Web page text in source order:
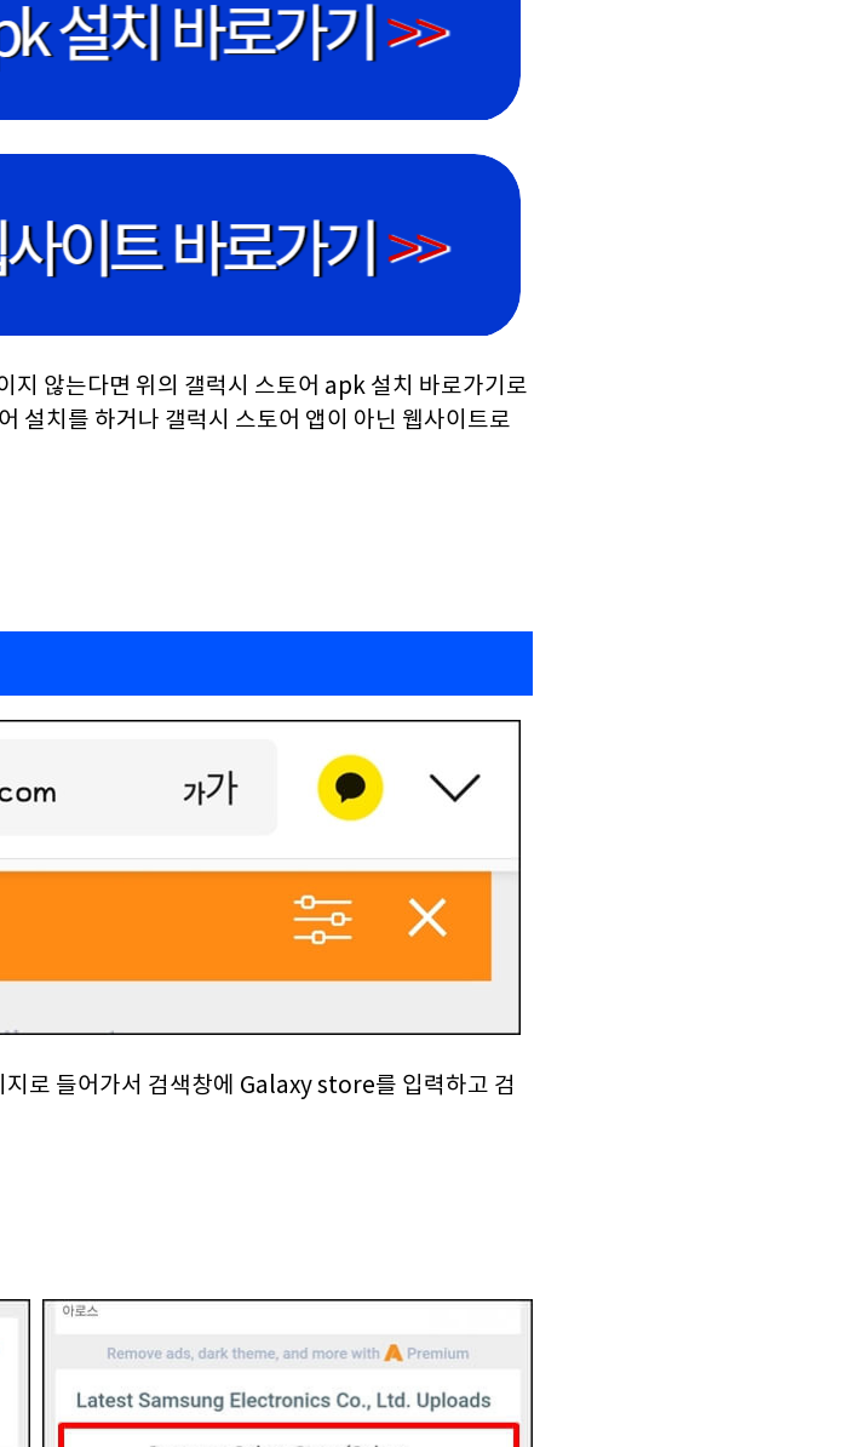
지 않는다면 위의 갤럭시 스토어 apk 설치 바로가기로
설치를 하거나 갤럭시 스토어 앱이 아닌 웹사이트로
로 들어가서 검색창에 Galaxy store를 입력하고 검